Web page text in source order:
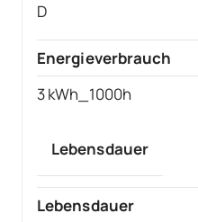
D
Energieverbrauch
3 kWh_1000h
Lebensdauer
Lebensdauer